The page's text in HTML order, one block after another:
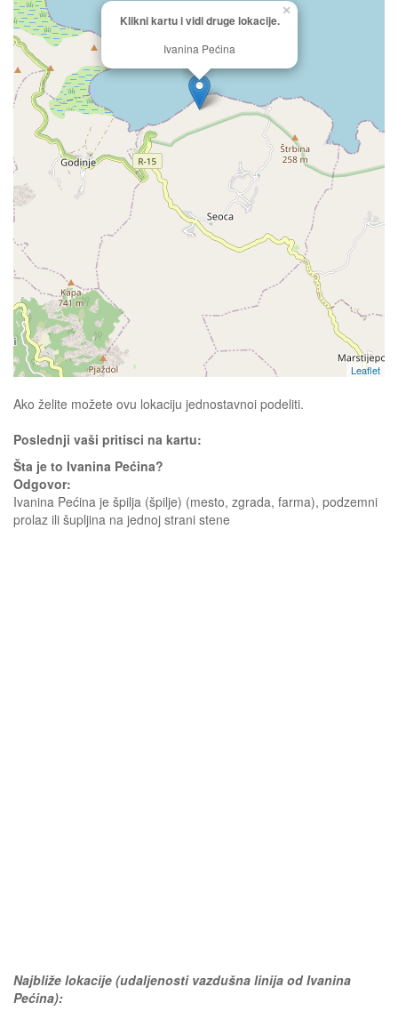
Klikni kartu i vidi druge lokacije.
Ivanina Pećina
×
Leaflet
Ako želite možete ovu lokaciju jednostavnoi podeliti.
Poslednji vaši pritisci na kartu:
Šta je to Ivanina Pećina?
Odgovor:
Ivanina Pećina je špilja (špilje) (mesto, zgrada, farma), podzemni
prolaz ili šupljina na jednoj strani stene
Najbliže lokacije (udaljenosti vazdušna linija od Ivanina
Pećina):